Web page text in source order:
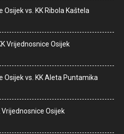
Osijek vs. KK Ribola Kaštela
Vrijednosnice Osijek
Osijek vs. KK Aleta Puntamika
Vrijednosnice Osijek